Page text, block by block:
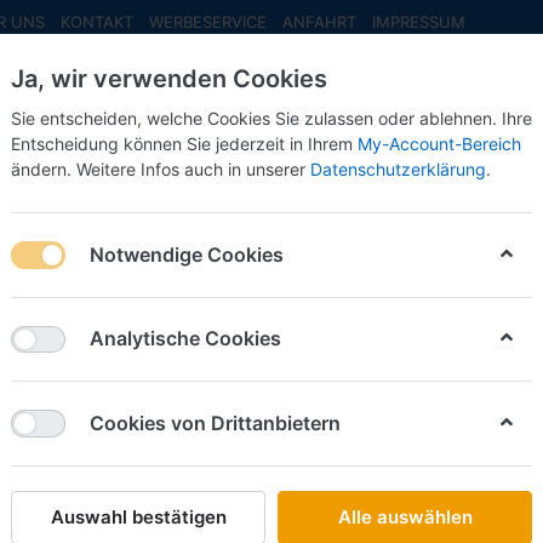
UNS KONTAKT WERBESERVICE ANFAHRT IMPRESSUM
INFO MAI NEU EINGETROFFEN NEUHEITEN
7
nach
Börje Jönsson "50 years Anniversary", Scania
Zugm. vvsp. (S)
402107
Ja, wir verwenden Cookies
Sie entscheiden, welche Cookies Sie zulassen oder ablehnen. Ihre
Entscheidung können Sie jederzeit in Ihrem My-Account-Bereich
ändern. Weitere Infos auch in unserer Datenschutzerklärung.
Notwendige Cookies
Analytische Cookies
Cookies von Drittanbietern
Auswahl bestätigen Alle auswählen